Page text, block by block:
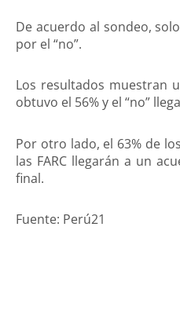
De acuerdo al sondeo,
por el “no”.
Los resultados muestran
obtuvo el 56% y el “no”
Por otro lado, el 63% de
las FARC llegarán a un
final.
Fuente: Perú21